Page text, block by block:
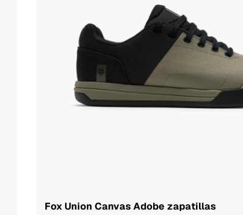
Fox Union Canvas Adobe zapatillas